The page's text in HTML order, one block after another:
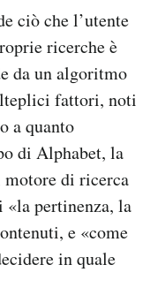
ciò che l’utente
ricerche è
da un algoritmo
fattori, noti
a quanto
di Alphabet, la
di ricerca
pertinenza, la
e «come
in quale